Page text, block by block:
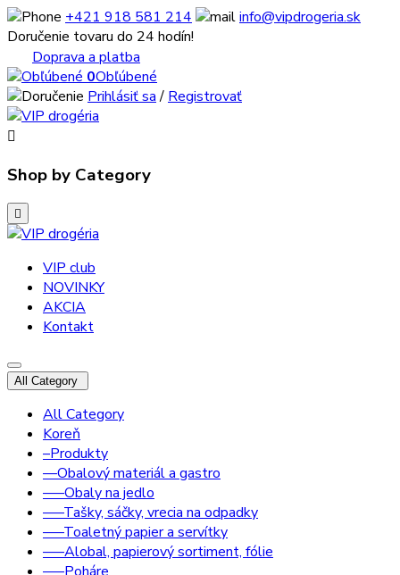
+421 918 581 214
info@vipdrogeria.sk
Doručenie tovaru do 24 hodín!
Doprava a platba
0Obľúbené
Prihlásiť sa/ Registrovať

Shop by Category

VIP club
NOVINKY
AKCIA
Kontakt
All Category
All Category
Koreň
–Produkty
––Obalový materiál a gastro
–––Obaly na jedlo
–––Tašky, sáčky, vrecia na odpadky
–––Toaletný papier a servítky
–––Alobal, papierový sortiment, fólie